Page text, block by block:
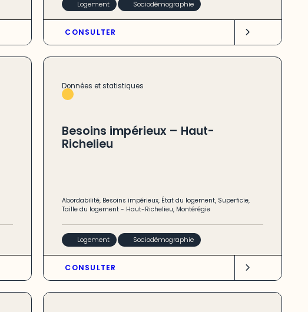
Logement Sociodémographie
CONSULTER
Données et statistiques
Besoins impérieux – Haut-
Richelieu
Abordabilité, Besoins impérieux, État du logement, Superficie,
Taille du logement- Haut-Richelieu, Montérégie
Logement Sociodémographie
CONSULTER